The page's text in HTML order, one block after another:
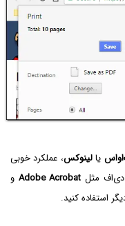
یالینوکس، عملکرد خوبی
مثل Adobe Acrobat و
استفاده کنید.